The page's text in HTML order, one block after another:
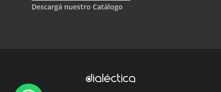
Descargá nuestro Catálogo